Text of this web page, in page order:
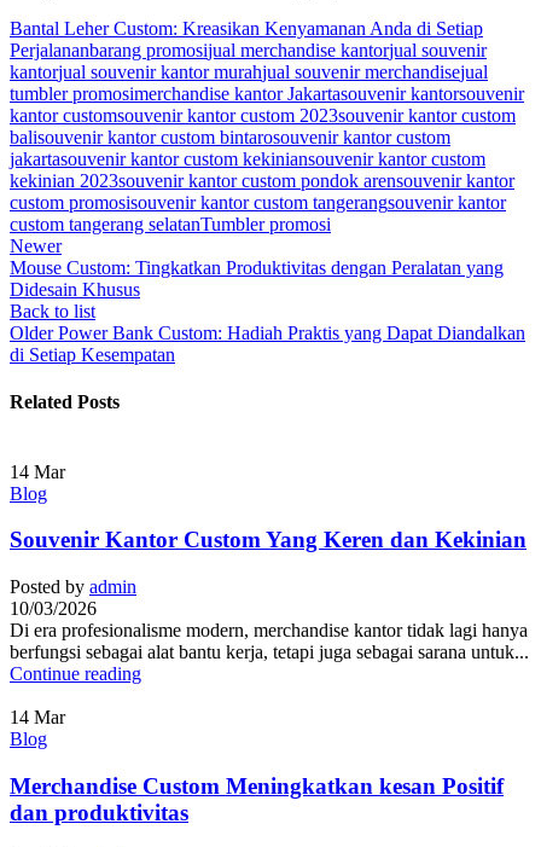
Bantal Leher Custom: Kreasikan Kenyamanan Anda di Setiap
Perjalananbarang promosijual merchandise kantorjual souvenir
kantorjual souvenir kantor murahjual souvenir merchandisejual
tumbler promosimerchandise kantor Jakartasouvenir kantorsouvenir
kantor customsouvenir kantor custom 2023souvenir kantor custom
balisouvenir kantor custom bintarosouvenir kantor custom
jakartasouvenir kantor custom kekiniansouvenir kantor custom
kekinian 2023souvenir kantor custom pondok arensouvenir kantor
custom promosisouvenir kantor custom tangerangsouvenir kantor
custom tangerang selatanTumbler promosi
Newer
Mouse Custom: Tingkatkan Produktivitas dengan Peralatan yang
Didesain Khusus
Back to list
Older Power Bank Custom: Hadiah Praktis yang Dapat Diandalkan
di Setiap Kesempatan
Related Posts
14 Mar
Blog
Souvenir Kantor Custom Yang Keren dan Kekinian
Posted by admin
10/03/2026
Di era profesionalisme modern, merchandise kantor tidak lagi hanya
berfungsi sebagai alat bantu kerja, tetapi juga sebagai sarana untuk...
Continue reading
14 Mar
Blog
Merchandise Custom Meningkatkan kesan Positif
dan produktivitas